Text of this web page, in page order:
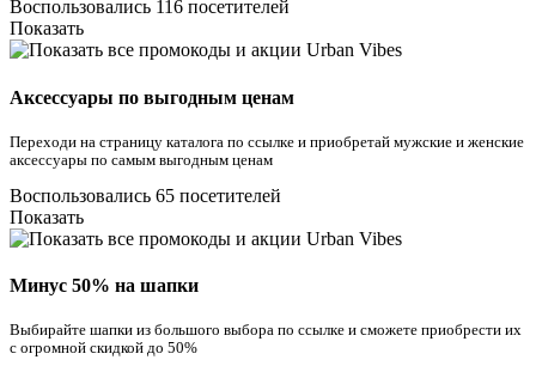
Воспользовались 116 посетителей
Показать
Аксессуары по выгодным ценам
Переходи на страницу каталога по ссылке и приобретай мужские и женские
аксессуары по самым выгодным ценам
Воспользовались 65 посетителей
Показать
Минус 50% на шапки
Выбирайте шапки из большого выбора по ссылке и сможете приобрести их
с огромной скидкой до 50%